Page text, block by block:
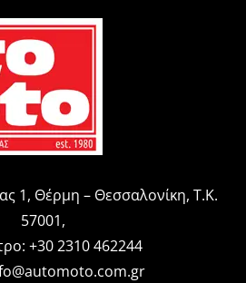
1, Θέρμη – Θεσσαλονίκη, Τ.Κ.
57001,
+30 2310 462244